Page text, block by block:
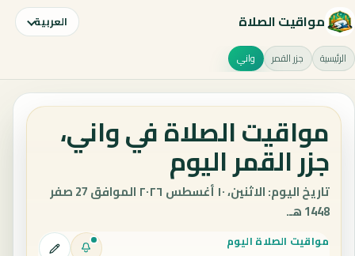
مواقيت الصلاة العربية
الرئيسية جزر القمر واني
مواقيت الصلاة في واني،
جزر القمر اليوم
تاريخ اليوم: الاثنين، ١٠ أغسطس ٢٠٢٦ الموافق 27 صفر
1448 هـ.
مواقيت الصلاة اليوم